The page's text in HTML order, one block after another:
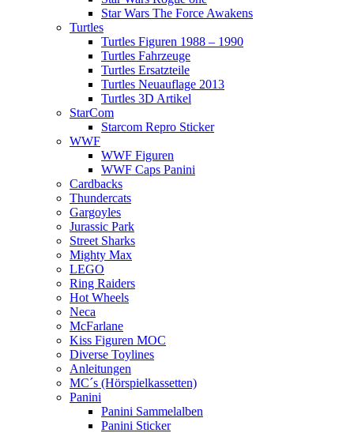
Star Wars The Force Awakens
Turtles
Turtles Figuren 1988 – 1990
Turtles Fahrzeuge
Turtles Ersatzteile
Turtles Neuauflage 2013
Turtles 3D Artikel
StarCom
Starcom Repro Sticker
WWF
WWF Figuren
WWF Caps Panini
Cardbacks
Thundercats
Gargoyles
Jurassic Park
Street Sharks
Mighty Max
LEGO
Ring Raiders
Hot Wheels
Neca
McFarlane
Kiss Figuren MOC
Diverse Toylines
Anleitungen
MC´s (Hörspielkassetten)
Panini
Panini Sammelalben
Panini Sticker